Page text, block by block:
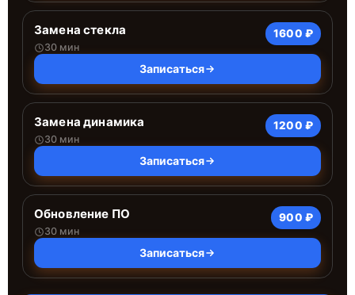
Замена стекла
30 мин
1600 ₽
Записаться
Замена динамика
30 мин
1200 ₽
Записаться
Обновление ПО
30 мин
900 ₽
Записаться